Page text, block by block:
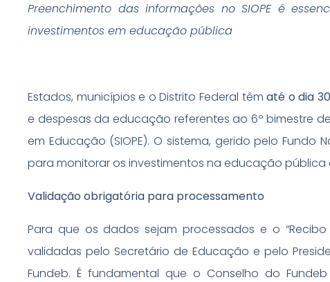
Preenchimento das informações no SIOPE é
investimentos em educação pública
Estados, municípios e o Distrito Federal têmaté o dia
e despesas da educação referentes ao 6º bimestre
em Educação (SIOPE). O sistema, gerido pelo Fundo
para monitorar os investimentos na educação
Validação obrigatória para processamento
Para que os dados sejam processados e o
validadas pelo Secretário de Educação e pelo
Fundeb. É fundamental que o Conselho do